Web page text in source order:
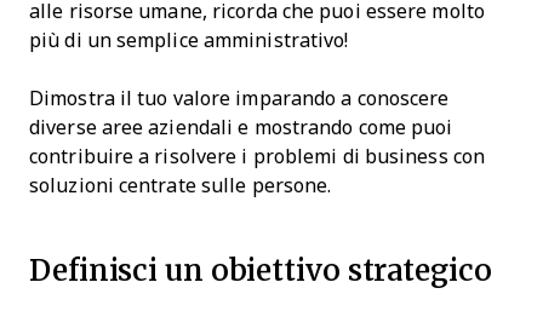
alle risorse umane, ricorda che puoi essere molto
più di un semplice amministrativo!
Dimostra il tuo valore imparando a conoscere
diverse aree aziendali e mostrando come puoi
contribuire a risolvere i problemi di business con
soluzioni centrate sulle persone.
Definisci un obiettivo strategico